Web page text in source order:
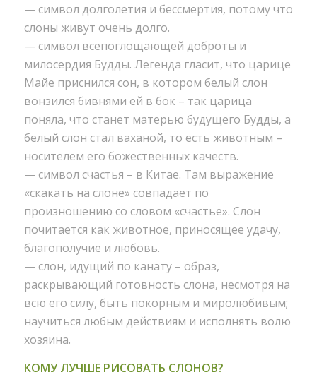
— символ долголетия и бессмертия, потому что
слоны живут очень долго.
— символ всепоглощающей доброты и
милосердия Будды. Легенда гласит, что царице
Майе приснился сон, в котором белый слон
вонзился бивнями ей в бок – так царица
поняла, что станет матерью будущего Будды, а
белый слон стал ваханой, то есть животным –
носителем его божественных качеств.
— символ счастья – в Китае. Там выражение
«скакать на слоне» совпадает по
произношению со словом «счастье». Слон
почитается как животное, приносящее удачу,
благополучие и любовь.
— слон, идущий по канату – образ,
раскрывающий готовность слона, несмотря на
всю его силу, быть покорным и миролюбивым;
научиться любым действиям и исполнять волю
хозяина.
КОМУ ЛУЧШЕ РИСОВАТЬ СЛОНОВ?